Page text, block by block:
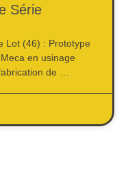
Série
Lot (46) : Prototype
en usinage
de …